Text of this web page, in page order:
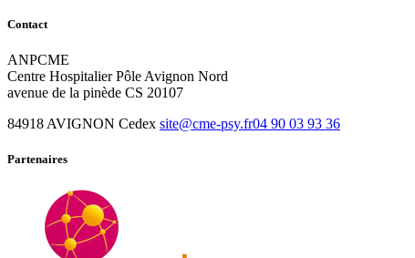
Contact
ANPCME
Centre Hospitalier Pôle Avignon Nord
avenue de la pinède CS 20107
84918 AVIGNON Cedex site@cme-psy.fr04 90 03 93 36
Partenaires